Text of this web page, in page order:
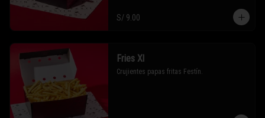
S/ 9.00
Fries Xl
Crujientes papas fritas Festín.